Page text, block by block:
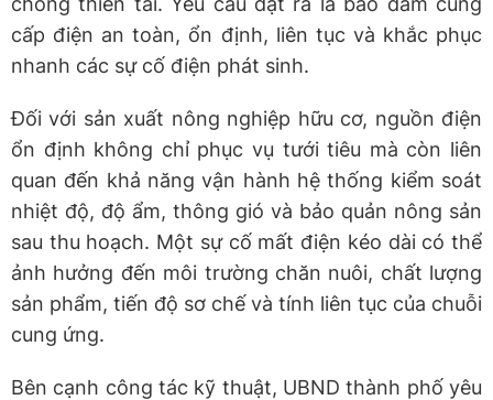
cấp điện an toàn, ổn định, liên tục và khắc phục
nhanh các sự cố điện phát sinh.
Đối với sản xuất nông nghiệp hữu cơ, nguồn điện
ổn định không chỉ phục vụ tưới tiêu mà còn liên
quan đến khả năng vận hành hệ thống kiểm soát
nhiệt độ, độ ẩm, thông gió và bảo quản nông sản
sau thu hoạch. Một sự cố mất điện kéo dài có thể
ảnh hưởng đến môi trường chăn nuôi, chất lượng
sản phẩm, tiến độ sơ chế và tính liên tục của chuỗi
cung ứng.
Bên cạnh công tác kỹ thuật, UBND thành phố yêu